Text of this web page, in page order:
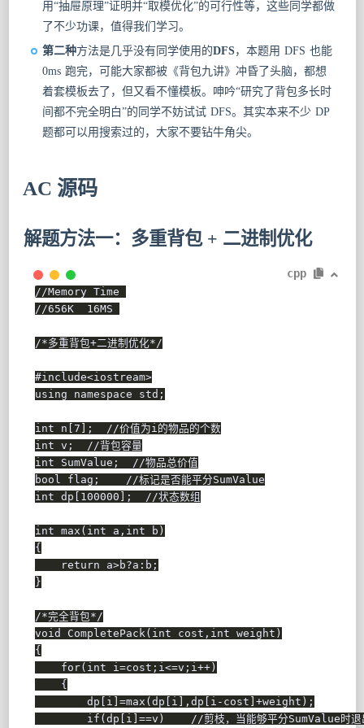
用“抽屉原理”证明并“取模优化”的可行性等，这些同学都做
了不少功课，值得我们学习。
第二种方法是几乎没有同学使用的DFS，本题用 DFS 也能
0ms 跑完，可能大家都被《背包九讲》冲昏了头脑，都想
着套模板去了，但又看不懂模板。呻吟“研究了背包多长时
间都不完全明白”的同学不妨试试 DFS。其实本来不少 DP
题都可以用搜索过的，大家不要钻牛角尖。
AC 源码
解题方法一：多重背包 + 二进制优化
cpp
//Memory Time
//656K  16MS
/*多重背包+二进制优化*/
#include<iostream>
using
namespace std ;
int n [7 ] ;
//价值为i的物品的个数
int v ;
//背包容量
int SumValue ;
//物品总价值
bool
flag ;
//标记是否能平分SumValue
int dp [ 100000 ] ; //状态数组
int max ( int a , int b )
{
return a>b?a : b ;
}
/*完全背包*/
void
CompletePack ( int cost , int weight )
{
for( int i =cost ; i <=v ; i ++)
{
        dp
[ i ] =max (dp [ i ] , dp [ i - cost ] +weight ) ;
if (dp [ i ] ==v )
//剪枝，当能够平分SumValue时退